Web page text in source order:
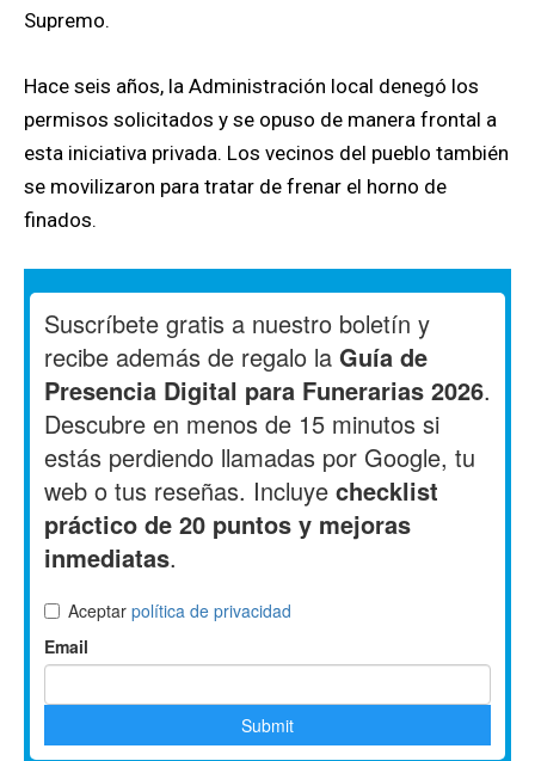
Supremo.
Hace seis años, la Administración local denegó los
permisos solicitados y se opuso de manera frontal a
esta iniciativa privada. Los vecinos del pueblo también
se movilizaron para tratar de frenar el horno de
finados.